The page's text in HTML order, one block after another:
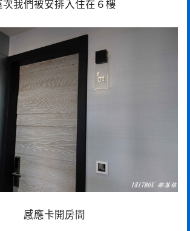
次我們被安排入住在６樓
感應卡開房間